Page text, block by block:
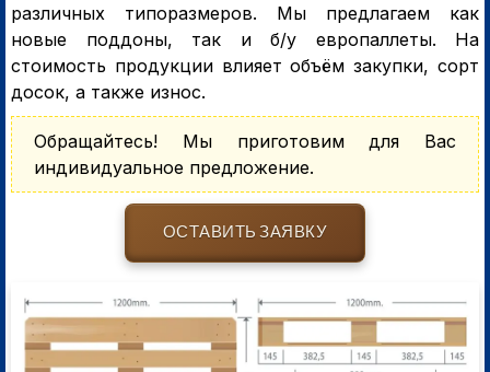
различных типоразмеров. Мы предлагаем как
новые поддоны, так и б/у европаллеты. На
стоимость продукции влияет объём закупки, сорт
досок, а также износ.
Обращайтесь! Мы приготовим для Вас
индивидуальное предложение.
ОСТАВИТЬ ЗАЯВКУ